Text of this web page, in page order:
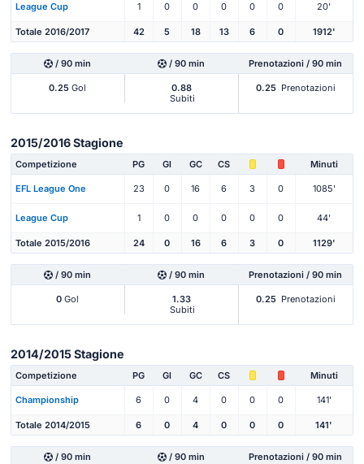
League Cup 1 0 0 0 0 0 20'
Totale 2016/2017 42 5 18 13 6 0 1912'
/ 90 min / 90 min Prenotazioni / 90 min
0.25 Gol
0.88
Subiti
0.25 Prenotazioni
2015/2016 Stagione
Competizione PG Gl GC CS Minuti
EFL League One 23 0 16 6 3 0 1085'
League Cup 1 0 0 0 0 0 44'
Totale 2015/2016 24 0 16 6 3 0 1129'
/ 90 min / 90 min Prenotazioni / 90 min
0 Gol
1.33
Subiti
0.25 Prenotazioni
2014/2015 Stagione
Competizione PG Gl GC CS Minuti
Championship 6 0 4 0 0 0 141'
Totale 2014/2015 6 0 4 0 0 0 141'
/ 90 min / 90 min Prenotazioni / 90 min